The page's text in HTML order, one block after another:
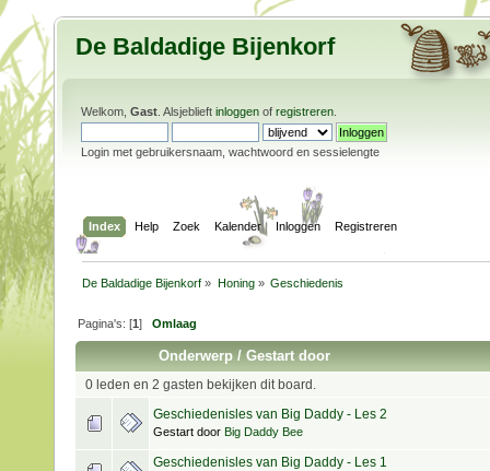
De Baldadige Bijenkorf
Welkom, Gast . Alsjeblieft inloggen of registreren
Login met gebruikersnaam, wachtwoord en sessielengte
Index Help Zoek Kalender Inloggen Registreren
De Baldadige Bijenkorf » Honing» Geschiedenis
Pagina's: [1]Omlaag
Onderwerp /Gestart door
0 leden en 2 gasten bekijken dit board.
Geschiedenisles van Big Daddy - Les 2
Gestart door Big Daddy Bee
Geschiedenisles van Big Daddy - Les 1